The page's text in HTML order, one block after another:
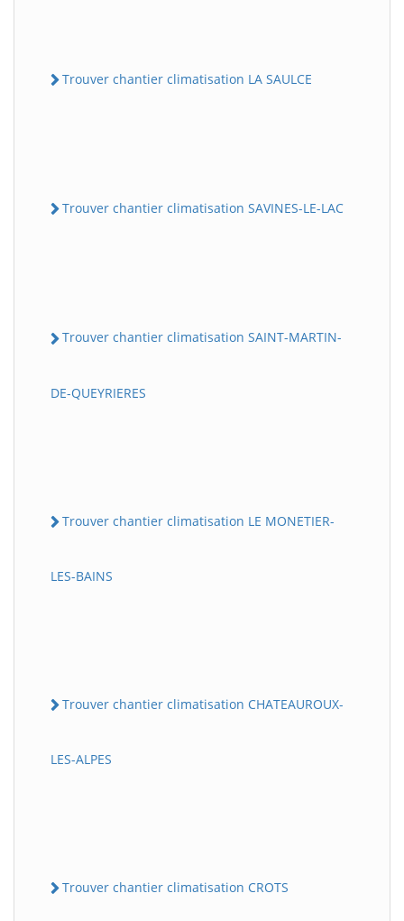
Trouver chantier climatisation LA SAULCE
Trouver chantier climatisation SAVINES-LE-LAC
Trouver chantier climatisation SAINT-MARTIN-
DE-QUEYRIERES
Trouver chantier climatisation LE MONETIER-
LES-BAINS
Trouver chantier climatisation CHATEAUROUX-
LES-ALPES
Trouver chantier climatisation CROTS